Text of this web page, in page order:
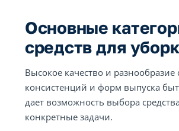
Основные
средств для
Высокое качество и разнообразие
консистенций и форм выпуска
дает возможность выбора
конкретные задачи.